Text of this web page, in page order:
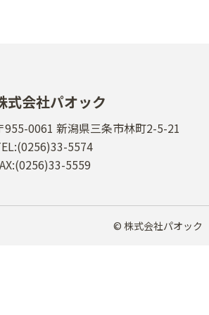
式会社パオック
955-0061 新潟県三条市林町2-5-21
5574
5559
© 株式会社パオック